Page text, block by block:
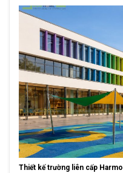
Thiết kế trường liên cấp